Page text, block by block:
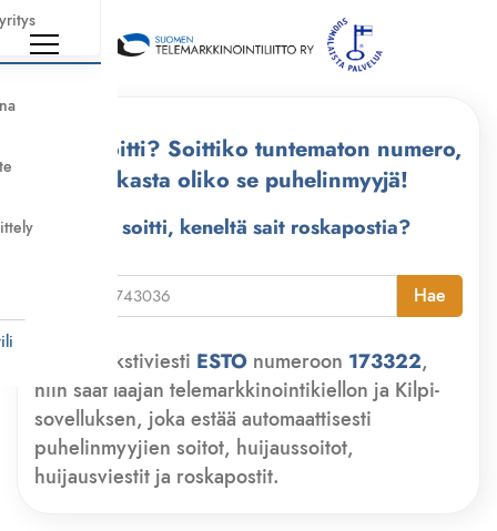
Kuka soitti? Soittiko tuntematon numero,
tarkasta oliko se puhelinmyyjä!
Kuka soitti, keneltä sait roskapostia?
Hae
Lähetä tekstiviesti ESTO numeroon 173322,
niin saat laajan telemarkkinointikiellon ja Kilpi-
sovelluksen, joka estää automaattisesti
puhelinmyyjien soitot, huijaussoitot,
huijausviestit ja roskapostit.